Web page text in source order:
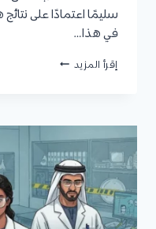
سليمًا اعتمادًا على
في هذا…
إقرأ المزيد ماجستير
شروط
القبول،
أفضل
التخصصات،
وسلم
الرواتب